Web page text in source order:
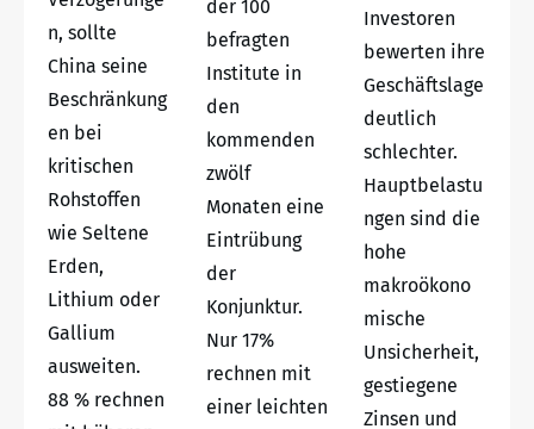
n, sollte
China seine
Beschränkung
en bei
kritischen
Rohstoffen
wie Seltene
Erden,
Lithium oder
Gallium
ausweiten.
88 % rechnen
der 100
befragten
Institute in
den
kommenden
zwölf
Monaten eine
Eintrübung
der
Konjunktur.
Nur 17%
rechnen mit
einer leichten
Investoren
bewerten ihre
Geschäftslage
deutlich
schlechter.
Hauptbelastu
ngen sind die
hohe
makroökono
mische
Unsicherheit,
gestiegene
Zinsen und